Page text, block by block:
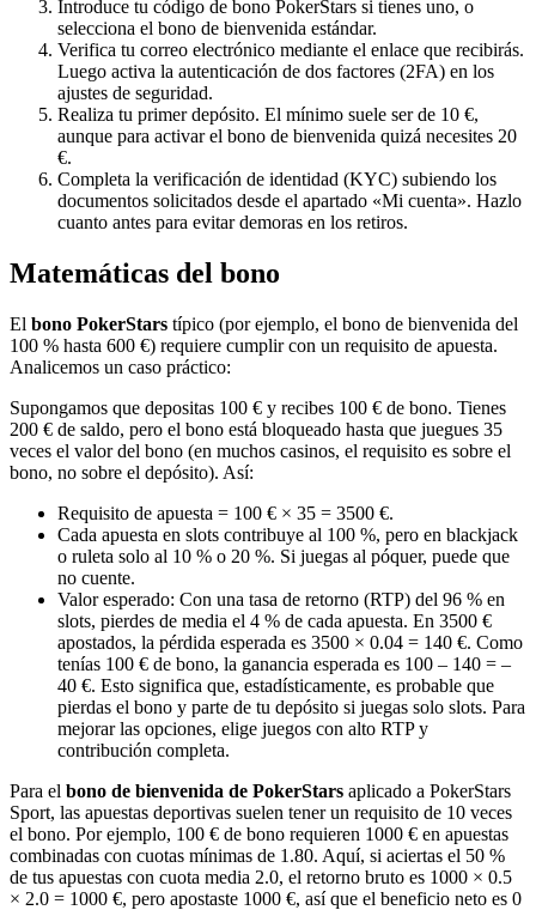
Introduce tu código de bono PokerStars si tienes uno, o
selecciona el bono de bienvenida estándar.
Verifica tu correo electrónico mediante el enlace que recibirás.
Luego activa la autenticación de dos factores (2FA) en los
ajustes de seguridad.
Realiza tu primer depósito. El mínimo suele ser de 10 €,
aunque para activar el bono de bienvenida quizá necesites 20
€.
Completa la verificación de identidad (KYC) subiendo los
documentos solicitados desde el apartado «Mi cuenta». Hazlo
cuanto antes para evitar demoras en los retiros.
Matemáticas del bono
El bono PokerStars típico (por ejemplo, el bono de bienvenida del
100 % hasta 600 €) requiere cumplir con un requisito de apuesta.
Analicemos un caso práctico:
Supongamos que depositas 100 € y recibes 100 € de bono. Tienes
200 € de saldo, pero el bono está bloqueado hasta que juegues 35
veces el valor del bono (en muchos casinos, el requisito es sobre el
bono, no sobre el depósito). Así:
Requisito de apuesta = 100 € × 35 = 3500 €.
Cada apuesta en slots contribuye al 100 %, pero en blackjack
o ruleta solo al 10 % o 20 %. Si juegas al póquer, puede que
no cuente.
Valor esperado: Con una tasa de retorno (RTP) del 96 % en
slots, pierdes de media el 4 % de cada apuesta. En 3500 €
apostados, la pérdida esperada es 3500 × 0.04 = 140 €. Como
tenías 100 € de bono, la ganancia esperada es 100 – 140 = –
40 €. Esto significa que, estadísticamente, es probable que
pierdas el bono y parte de tu depósito si juegas solo slots. Para
mejorar las opciones, elige juegos con alto RTP y
contribución completa.
Para el bono de bienvenida de PokerStars aplicado a PokerStars
Sport, las apuestas deportivas suelen tener un requisito de 10 veces
el bono. Por ejemplo, 100 € de bono requieren 1000 € en apuestas
combinadas con cuotas mínimas de 1.80. Aquí, si aciertas el 50 %
de tus apuestas con cuota media 2.0, el retorno bruto es 1000 × 0.5
× 2.0 = 1000 €, pero apostaste 1000 €, así que el beneficio neto es 0